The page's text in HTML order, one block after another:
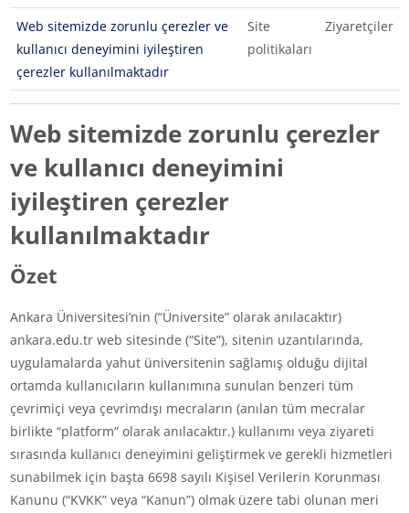
Web sitemizde zorunlu çerezler ve
kullanıcı deneyimini iyileştiren
çerezler kullanılmaktadır
Site
politikaları
Ziyaretçiler
Web sitemizde zorunlu çerezler
ve kullanıcı deneyimini
iyileştiren çerezler
kullanılmaktadır
Özet
Ankara Üniversitesi’nin (“Üniversite” olarak anılacaktır)
ankara.edu.tr web sitesinde (“Site”), sitenin uzantılarında,
uygulamalarda yahut üniversitenin sağlamış olduğu dijital
ortamda kullanıcıların kullanımına sunulan benzeri tüm
çevrimiçi veya çevrimdışı mecraların (anılan tüm mecralar
birlikte “platform” olarak anılacaktır.) kullanımı veya ziyareti
sırasında kullanıcı deneyimini geliştirmek ve gerekli hizmetleri
sunabilmek için başta 6698 sayılı Kişisel Verilerin Korunması
Kanunu (“KVKK” veya “Kanun”) olmak üzere tabi olunan meri